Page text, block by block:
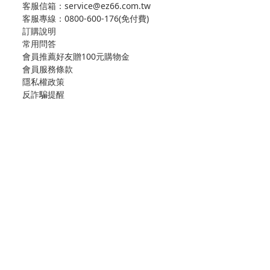
客服信箱：service@ez66.com.tw
客服專線： 0800-600-176(免付費)
訂購說明
常用問答
會員推薦好友贈100元購物金
會員服務條款
隱私權政策
反詐騙提醒